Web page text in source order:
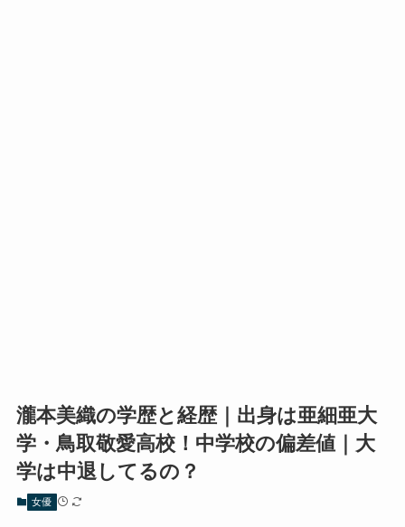
瀧本美織の学歴と経歴｜出身は亜細亜大
学・鳥取敬愛高校！中学校の偏差値｜大
学は中退してるの？
女優